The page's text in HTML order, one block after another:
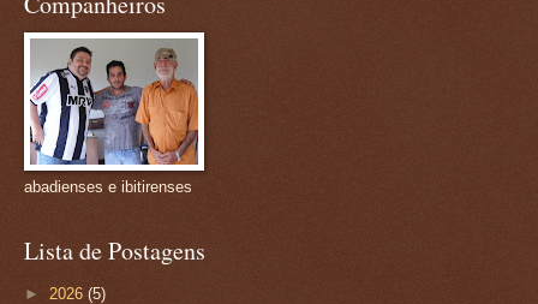
abadienses e ibitirenses
Lista de Postagens
► 2026 (5)